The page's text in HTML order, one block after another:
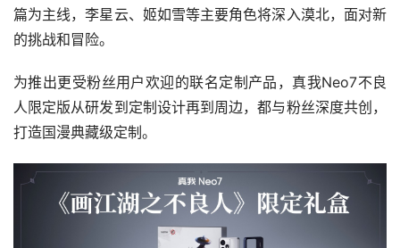
篇为主线，李星云、姬如雪等主要角色将深入漠北，面对新
的挑战和冒险。
为推出更受粉丝用户欢迎的联名定制产品，真我Neo7不良
人限定版从研发到定制设计再到周边，都与粉丝深度共创，
打造国漫典藏级定制。